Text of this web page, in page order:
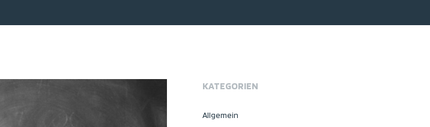
KATEGORIEN
Allgemein